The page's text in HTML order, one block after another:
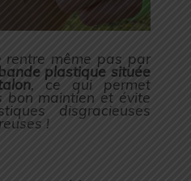
rentre même pas par
plastique située
, ce qui permet
bon maintien et évite
disgracieuses
!